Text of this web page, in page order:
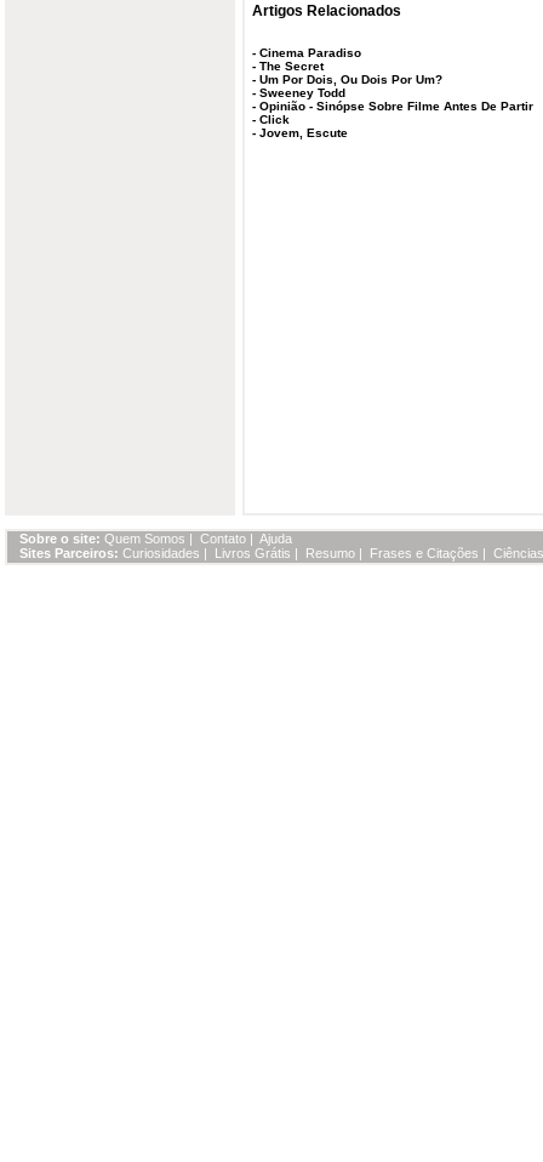
Artigos Relacionados
- Cinema Paradiso
- The Secret
- Um Por Dois, Ou Dois Por Um?
- Sweeney Todd
- Opinião - Sinópse Sobre Filme Antes De Partir
- Click
- Jovem, Escute
Sobre o site: Quem Somos | Contato | Ajuda
Sites Parceiros: Curiosidades | Livros Grátis | Resumo | Frases e Citações |